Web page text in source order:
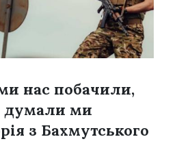
нас побачили,
думали ми
з Бахмутського